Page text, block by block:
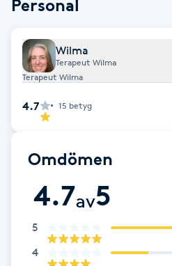
Balayage
Bambumassage
Blowout
Personal
Wilma
Terapeut Wilma
Terapeut Wilma
4.7 15 betyg
Omdömen
4.7av5
5
4